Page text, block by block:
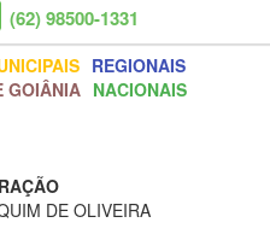
(62) 98500-1331
REGIONAIS
GOIÂNIA NACIONAIS
DE OLIVEIRA